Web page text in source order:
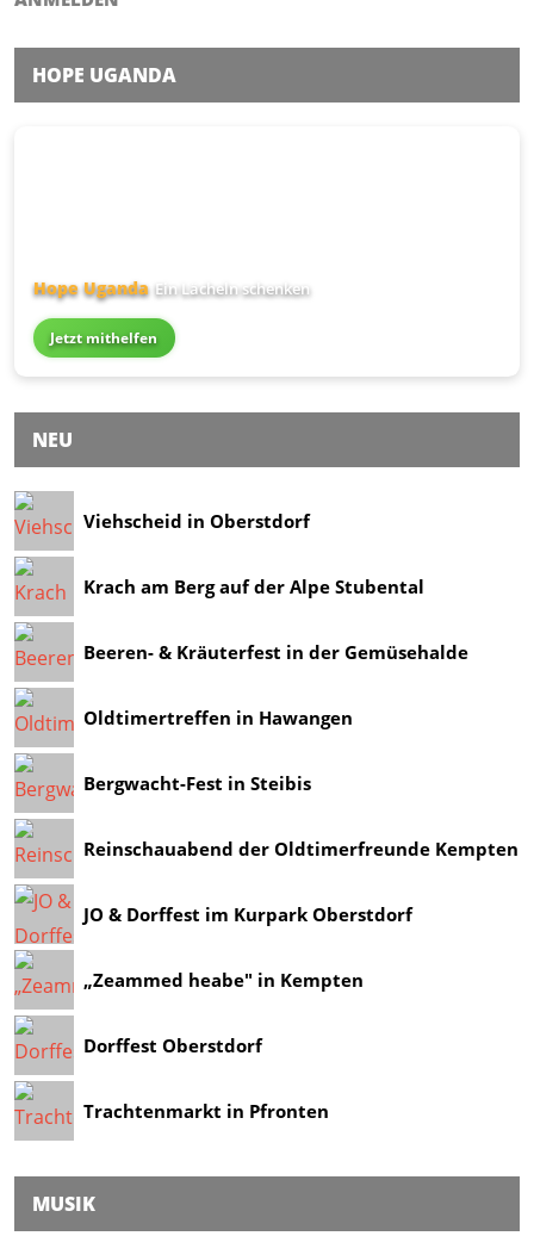
HOPE UGANDA
Hope Uganda Ein Lächeln schenken
Jetzt mithelfen
NEU
Viehscheid in Oberstdorf
Krach am Berg auf der Alpe Stubental
Beeren- & Kräuterfest in der Gemüsehalde
Oldtimertreffen in Hawangen
Bergwacht-Fest in Steibis
Reinschauabend der Oldtimerfreunde Kempten
JO & Dorffest im Kurpark Oberstdorf
„Zeammed heabe" in Kempten
Dorffest Oberstdorf
Trachtenmarkt in Pfronten
MUSIK